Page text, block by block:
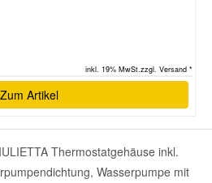
inkl. 19% MwSt.zzgl. Versand *
Zum Artikel
Thermostatgehäuse inkl.
Wasserpumpe mit